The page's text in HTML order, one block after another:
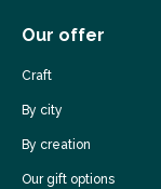
Our offer
Craft
By city
By creation
Our gift options